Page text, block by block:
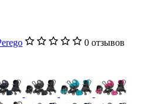
0 отзывов